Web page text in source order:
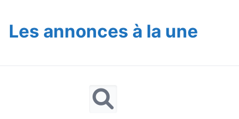
Les annonces à la une